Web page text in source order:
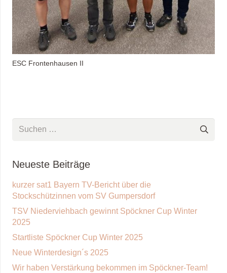
ESC Frontenhausen II
Suchen
Neueste Beiträge
kurzer sat1 Bayern TV-Bericht über die
Stockschützinnen vom SV Gumpersdorf
TSV Niederviehbach gewinnt Spöckner Cup Winter
2025
Startliste Spöckner Cup Winter 2025
Neue Winterdesign´s 2025
Wir haben Verstärkung bekommen im Spöckner-Team!